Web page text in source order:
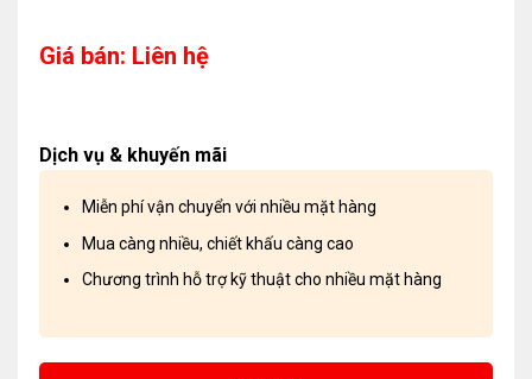
Giá bán: Liên hệ
Dịch vụ & khuyến mãi
Miễn phí vận chuyển với nhiều mặt hàng
Mua càng nhiều, chiết khấu càng cao
Chương trình hỗ trợ kỹ thuật cho nhiều mặt hàng